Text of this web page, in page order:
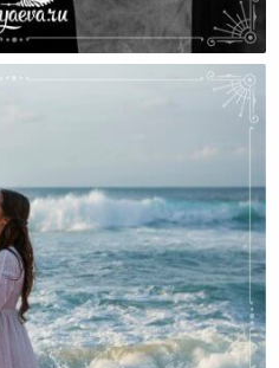
Практики